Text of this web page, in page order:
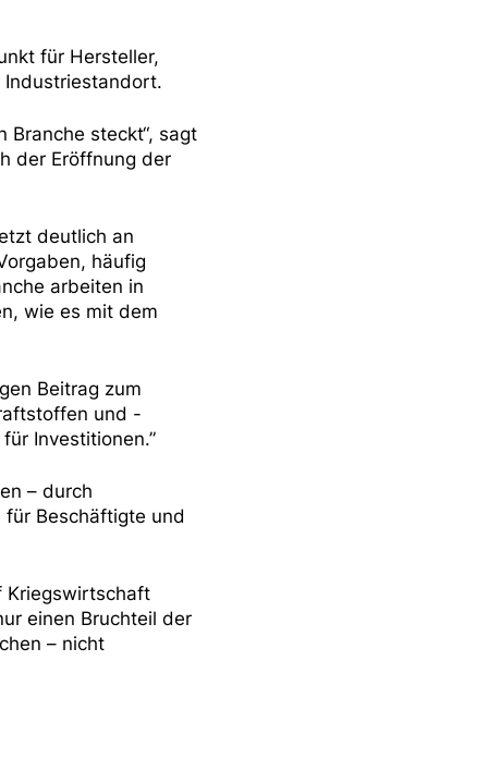
für Hersteller,
Branche steckt“, sagt
der Eröffnung der
deutlich an
häufig
arbeiten in
wie es mit dem
Beitrag zum
und -
Investitionen.”
– durch
Beschäftigte und
Kriegswirtschaft
einen Bruchteil der
– nicht